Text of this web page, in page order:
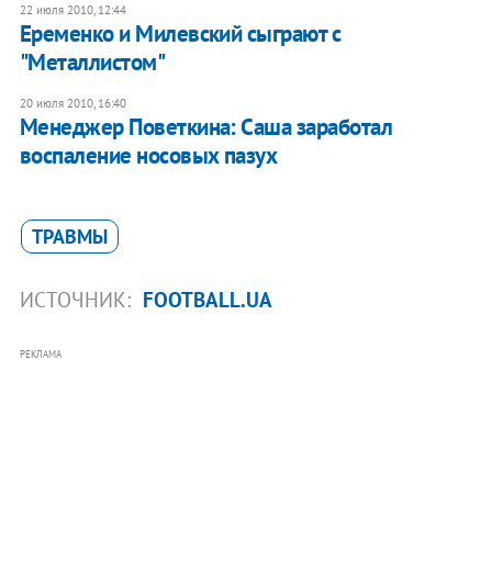
22 июля 2010, 12:44
Еременко и Милевский сыграют с
"Металлистом"
20 июля 2010, 16:40
Менеджер Поветкина: Саша заработал
воспаление носовых пазух
ТРАВМЫ
ИСТОЧНИК: FOOTBALL.UA
РЕКЛАМА